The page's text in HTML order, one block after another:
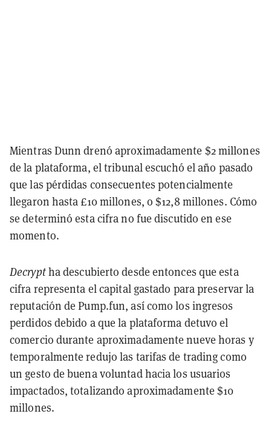
Mientras Dunn drenó aproximadamente $2 millones
de la plataforma, el tribunal escuchó el año pasado
que las pérdidas consecuentes potencialmente
llegaron hasta £10 millones, o $12,8 millones. Cómo
se determinó esta cifra no fue discutido en ese
momento.
Decryptha descubierto desde entonces que esta
cifra representa el capital gastado para preservar la
reputación de Pump.fun, así como los ingresos
perdidos debido a que la plataforma detuvo el
comercio durante aproximadamente nueve horas y
temporalmente redujo las tarifas de trading como
un gesto de buena voluntad hacia los usuarios
impactados, totalizando aproximadamente $10
millones.